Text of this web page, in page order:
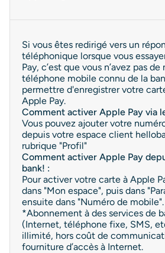
Si vous êtes redirigé vers un
téléphonique lorsque vous
Pay, c’est que vous n’avez pas
téléphone mobile connu de la
permettre d'enregistrer votre
Apple Pay.
Comment activer Apple Pay via
Vous pouvez ajouter votre
depuis votre espace client
rubrique "Profil"
Comment activer Apple Pay
bank! :
Pour activer votre carte à Apple
dans "Mon espace", puis dans
ensuite dans "Numéro de mobile".
*Abonnement à des services de
(Internet, téléphone fixe, SMS,
illimité, hors coût de
fourniture d’accès à Internet.